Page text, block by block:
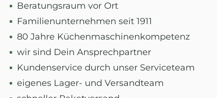
Beratungsraum vor Ort
Familienunternehmen seit 1911
80 Jahre Küchenmaschinenkompetenz
wir sind Dein Ansprechpartner
Kundenservice durch unser Serviceteam
eigenes Lager- und Versandteam